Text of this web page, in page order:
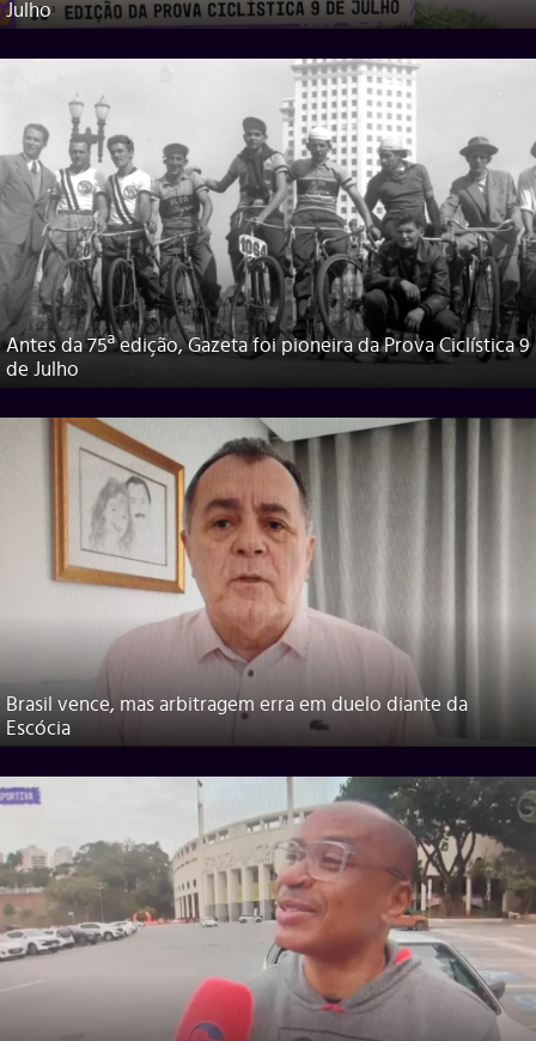
Julho
Antes da 75ª edição, Gazeta foi pioneira da Prova Ciclística 9
de Julho
Brasil vence, mas arbitragem erra em duelo diante da
Escócia